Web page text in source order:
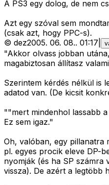
A PS3 egy dolog, de nem
Azt egy szóval sem
(csak azt, hogy PPC-s).
© dez2005. 06. 08.. 01:17
"Akkor olvass jobban
magabiztosan állítasz
Szerintem kérdés nélkül is
adatod van. (De kicsit
""mert mindenhol lassabb
Ez sem igaz."
Oh, valóban, egy pillanatra
pl. egyes procik eleve DP-
nyomják (és ha SP számra
vissza). De azért a legtöbb